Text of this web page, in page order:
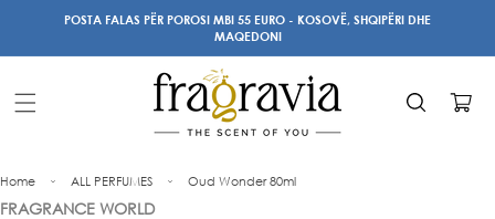
Kalo tePOSTA FALAS PËR POROSI MBI 55 EURO - KOSOVË, SHQIPËRI DHE
MAQEDONI
Karrocë
Home ALL PERFUMES Oud Wonder 80ml
FRAGRANCE WORLD